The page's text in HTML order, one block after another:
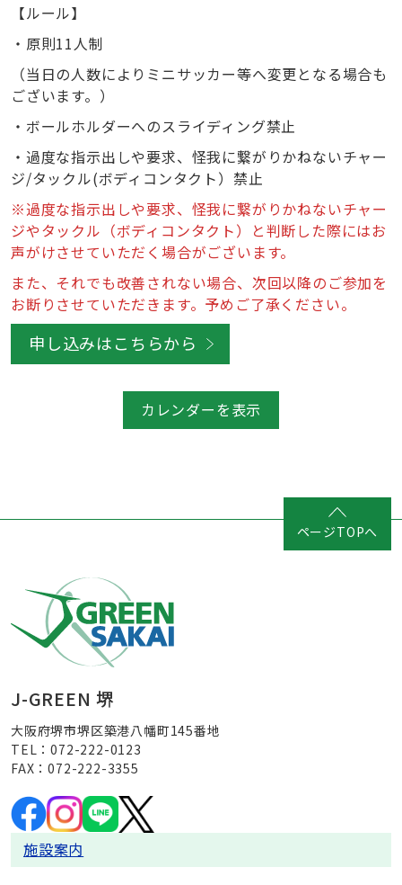
【ルール】
・原則11人制
（当日の人数によりミニサッカー等へ変更となる場合も
ございます。）
・ボールホルダーへのスライディング禁止
・過度な指示出しや要求、怪我に繋がりかねないチャー
ジ/タックル(ボディコンタクト）禁止
※過度な指示出しや要求、怪我に繋がりかねないチャー
ジやタックル（ボディコンタクト）と判断した際にはお
声がけさせていただく場合がございます。
また、それでも改善されない場合、次回以降のご参加を
お断りさせていただきます。予めご了承ください。
申し込みはこちらから
カレンダーを表示
ページTOPへ
J-GREEN 堺
大阪府堺市堺区築港八幡町145番地
TEL：072-222-0123
FAX：072-222-3355
施設案内